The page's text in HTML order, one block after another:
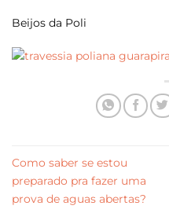
Beijos da Poli
Como saber se estou
preparado pra fazer uma
prova de aguas abertas?